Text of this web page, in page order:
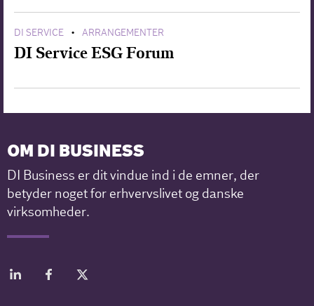
DI SERVICE • ARRANGEMENTER
DI Service ESG Forum
OM DI BUSINESS
DI Business er dit vindue ind i de emner, der
betyder noget for erhvervslivet og danske
virksomheder.